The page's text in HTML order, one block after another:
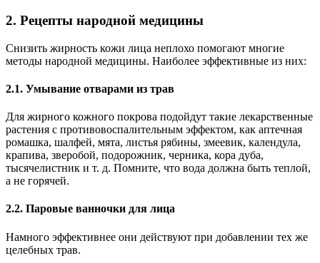
2. Рецепты народной медицины
Снизить жирность кожи лица неплохо помогают многие
методы народной медицины. Наиболее эффективные из них:
2.1. Умывание отварами из трав
Для жирного кожного покрова подойдут такие лекарственные
растения с противовоспалительным эффектом, как аптечная
ромашка, шалфей, мята, листья рябины, змеевик, календула,
крапива, зверобой, подорожник, черника, кора дуба,
тысячелистник и т. д. Помните, что вода должна быть теплой,
а не горячей.
2.2. Паровые ванночки для лица
Намного эффективнее они действуют при добавлении тех же
целебных трав.